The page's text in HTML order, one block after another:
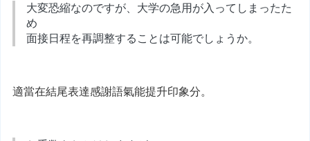
大変恐縮なのですが、大学の急用が入ってしまったた
め
面接日程を再調整することは可能でしょうか。
適當在結尾表達感謝語氣能提升印象分。